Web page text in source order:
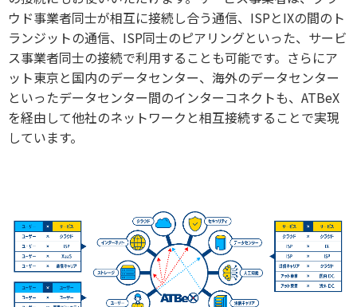
ウド事業者同士が相互に接続し合う通信、ISPとIXの間のト
ランジットの通信、ISP同士のピアリングといった、サービ
ス事業者同士の接続で利用することも可能です。さらにア
ット東京と国内のデータセンター、海外のデータセンター
といったデータセンター間のインターコネクトも、ATBeX
を経由して他社のネットワークと相互接続することで実現
しています。